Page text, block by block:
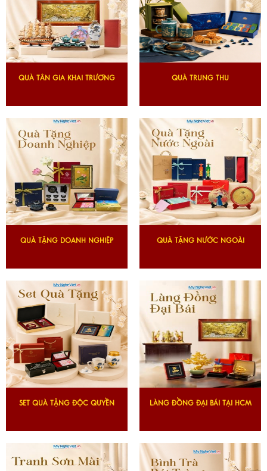
QUÀ TÂN GIA KHAI TRƯƠNG QUÀ TRUNG THU
QUÀ TẶNG DOANH NGHIỆP QUÀ TẶNG NƯỚC NGOÀI
SET QUÀ TẶNG ĐỘC QUYỀN LÀNG ĐỒNG ĐẠI BÁI TẠI HCM